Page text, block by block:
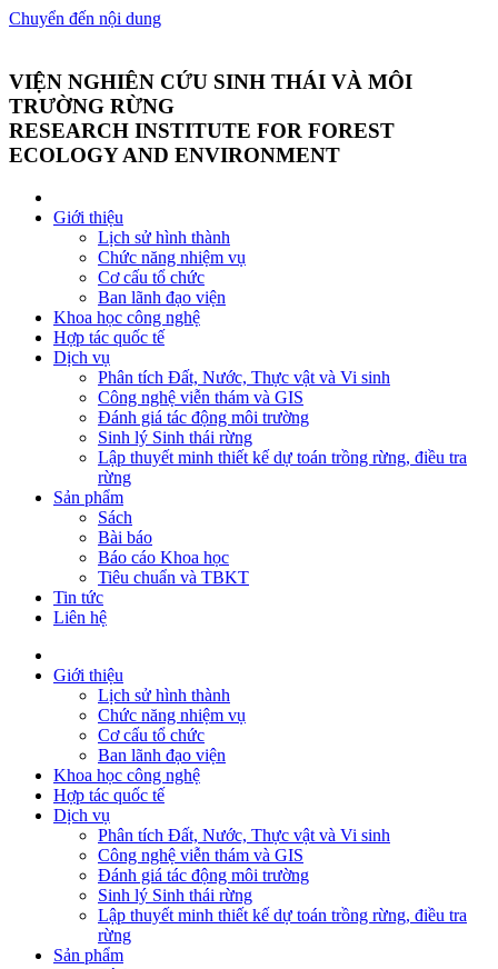
Chuyển đến nội dung
VIỆN NGHIÊN CỨU SINH THÁI VÀ MÔI
TRƯỜNG RỪNG
RESEARCH INSTITUTE FOR FOREST
ECOLOGY AND ENVIRONMENT
Giới thiệu
Lịch sử hình thành
Chức năng nhiệm vụ
Cơ cấu tổ chức
Ban lãnh đạo viện
Khoa học công nghệ
Hợp tác quốc tế
Dịch vụ
Phân tích Đất, Nước, Thực vật và Vi sinh
Công nghệ viễn thám và GIS
Đánh giá tác động môi trường
Sinh lý Sinh thái rừng
Lập thuyết minh thiết kế dự toán trồng rừng, điều tra
rừng
Sản phẩm
Sách
Bài báo
Báo cáo Khoa học
Tiêu chuẩn và TBKT
Tin tức
Liên hệ
Giới thiệu
Lịch sử hình thành
Chức năng nhiệm vụ
Cơ cấu tổ chức
Ban lãnh đạo viện
Khoa học công nghệ
Hợp tác quốc tế
Dịch vụ
Phân tích Đất, Nước, Thực vật và Vi sinh
Công nghệ viễn thám và GIS
Đánh giá tác động môi trường
Sinh lý Sinh thái rừng
Lập thuyết minh thiết kế dự toán trồng rừng, điều tra
rừng
Sản phẩm